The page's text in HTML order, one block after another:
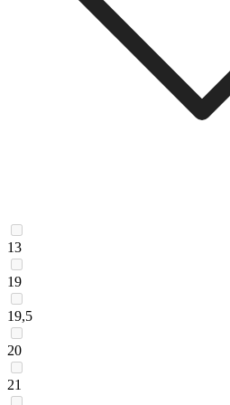
13
19
19,5
20
21